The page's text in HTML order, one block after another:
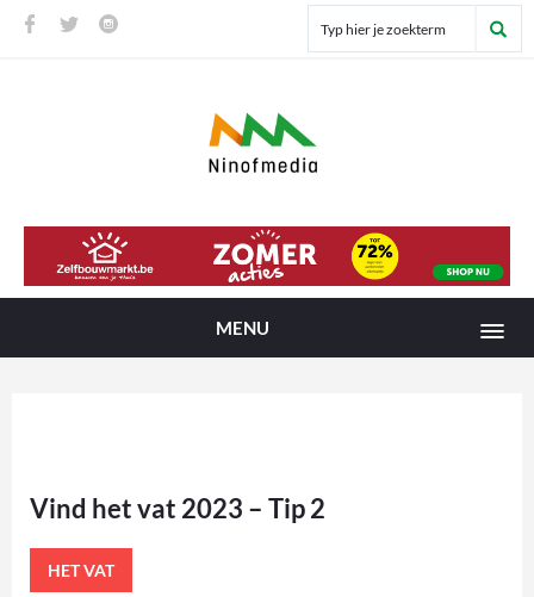
MENU
Vind het vat 2023 – Tip 2
HET VAT